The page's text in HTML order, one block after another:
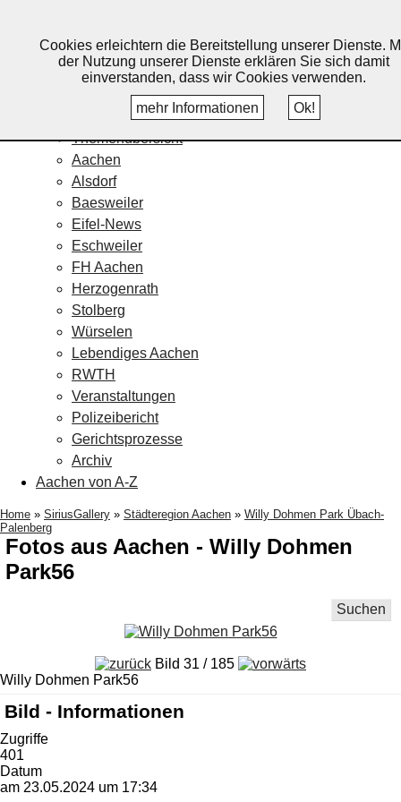
Home
Veranstaltungskalender
Themenübersicht
Aachen
Alsdorf
Baesweiler
Eifel-News
Eschweiler
FH Aachen
Herzogenrath
Stolberg
Würselen
Lebendiges Aachen
RWTH
Veranstaltungen
Polizeibericht
Gerichtsprozesse
Archiv
Aachen von A-Z
Home » SiriusGallery » Städteregion Aachen » Willy Dohmen Park Übach-
Palenberg
Fotos aus Aachen - Willy Dohmen
Park56
Suchen
Bild 31 / 185
Willy Dohmen Park56
Bild - Informationen
Zugriffe
401
Datum
am 23.05.2024 um 17:34
Cookies erleichtern die Bereitstellung unserer Dienste.
der Nutzung unserer Dienste erklären Sie sich damit
einverstanden, dass wir Cookies verwenden.
mehr Informationen
Ok!